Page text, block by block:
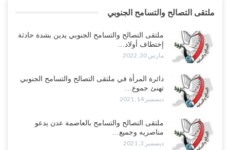
ملتقى التصالح والتسامح الجنوبي
ملتقى التصالح والتسامح الجنوبي يدين بشدة حادثة
إختطاف أولاد…
مارس 30, 2022
دائرة المرأة في ملتقى التصالح والتسامح الجنوبي
تهنئ جموع…
ديسمبر 14, 2021
ملتقى التصالح والتسامح بالعاصمة عدن يدعو
مناصريه وجميع…
ديسمبر 3, 2021